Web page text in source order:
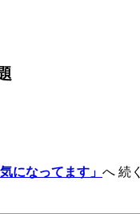
気になってます」 へ 続